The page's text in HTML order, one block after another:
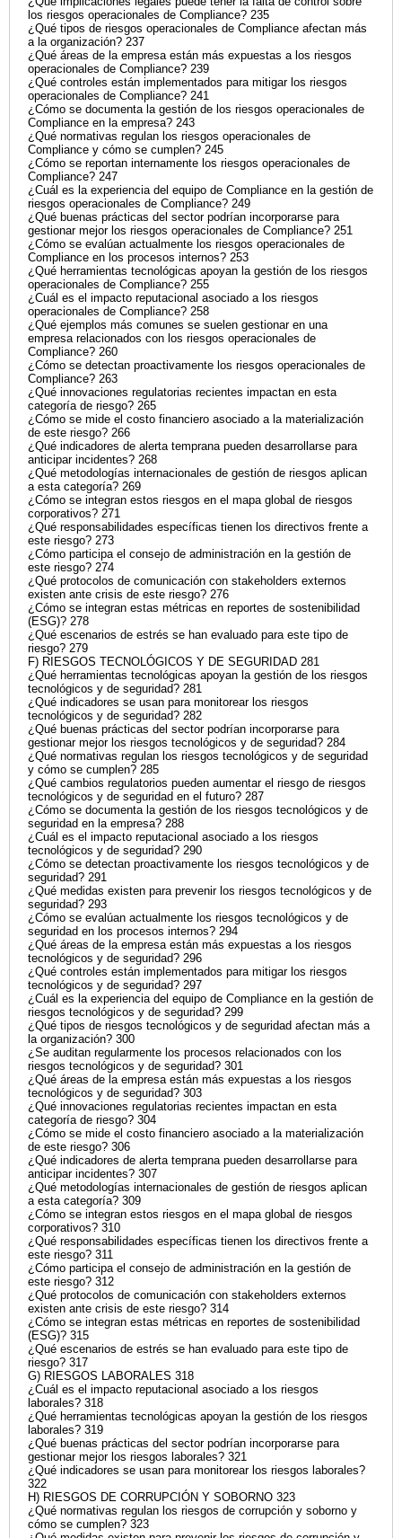
los riesgos operacionales de Compliance? 235
¿Qué tipos de riesgos operacionales de Compliance afectan más
a la organización? 237
¿Qué áreas de la empresa están más expuestas a los riesgos
operacionales de Compliance? 239
¿Qué controles están implementados para mitigar los riesgos
operacionales de Compliance? 241
¿Cómo se documenta la gestión de los riesgos operacionales de
Compliance en la empresa? 243
¿Qué normativas regulan los riesgos operacionales de
Compliance y cómo se cumplen? 245
¿Cómo se reportan internamente los riesgos operacionales de
Compliance? 247
¿Cuál es la experiencia del equipo de Compliance en la gestión de
riesgos operacionales de Compliance? 249
¿Qué buenas prácticas del sector podrían incorporarse para
gestionar mejor los riesgos operacionales de Compliance? 251
¿Cómo se evalúan actualmente los riesgos operacionales de
Compliance en los procesos internos? 253
¿Qué herramientas tecnológicas apoyan la gestión de los riesgos
operacionales de Compliance? 255
¿Cuál es el impacto reputacional asociado a los riesgos
operacionales de Compliance? 258
¿Qué ejemplos más comunes se suelen gestionar en una
empresa relacionados con los riesgos operacionales de
Compliance? 260
¿Cómo se detectan proactivamente los riesgos operacionales de
Compliance? 263
¿Qué innovaciones regulatorias recientes impactan en esta
categoría de riesgo? 265
¿Cómo se mide el costo financiero asociado a la materialización
de este riesgo? 266
¿Qué indicadores de alerta temprana pueden desarrollarse para
anticipar incidentes? 268
¿Qué metodologías internacionales de gestión de riesgos aplican
a esta categoría? 269
¿Cómo se integran estos riesgos en el mapa global de riesgos
corporativos? 271
¿Qué responsabilidades específicas tienen los directivos frente a
este riesgo? 273
¿Cómo participa el consejo de administración en la gestión de
este riesgo? 274
¿Qué protocolos de comunicación con stakeholders externos
existen ante crisis de este riesgo? 276
¿Cómo se integran estas métricas en reportes de sostenibilidad
(ESG)? 278
¿Qué escenarios de estrés se han evaluado para este tipo de
riesgo? 279
F) RIESGOS TECNOLÓGICOS Y DE SEGURIDAD 281
¿Qué herramientas tecnológicas apoyan la gestión de los riesgos
tecnológicos y de seguridad? 281
¿Qué indicadores se usan para monitorear los riesgos
tecnológicos y de seguridad? 282
¿Qué buenas prácticas del sector podrían incorporarse para
gestionar mejor los riesgos tecnológicos y de seguridad? 284
¿Qué normativas regulan los riesgos tecnológicos y de seguridad
y cómo se cumplen? 285
¿Qué cambios regulatorios pueden aumentar el riesgo de riesgos
tecnológicos y de seguridad en el futuro? 287
¿Cómo se documenta la gestión de los riesgos tecnológicos y de
seguridad en la empresa? 288
¿Cuál es el impacto reputacional asociado a los riesgos
tecnológicos y de seguridad? 290
¿Cómo se detectan proactivamente los riesgos tecnológicos y de
seguridad? 291
¿Qué medidas existen para prevenir los riesgos tecnológicos y de
seguridad? 293
¿Cómo se evalúan actualmente los riesgos tecnológicos y de
seguridad en los procesos internos? 294
¿Qué áreas de la empresa están más expuestas a los riesgos
tecnológicos y de seguridad? 296
¿Qué controles están implementados para mitigar los riesgos
tecnológicos y de seguridad? 297
¿Cuál es la experiencia del equipo de Compliance en la gestión de
riesgos tecnológicos y de seguridad? 299
¿Qué tipos de riesgos tecnológicos y de seguridad afectan más a
la organización? 300
¿Se auditan regularmente los procesos relacionados con los
riesgos tecnológicos y de seguridad? 301
¿Qué áreas de la empresa están más expuestas a los riesgos
tecnológicos y de seguridad? 303
¿Qué innovaciones regulatorias recientes impactan en esta
categoría de riesgo? 304
¿Cómo se mide el costo financiero asociado a la materialización
de este riesgo? 306
¿Qué indicadores de alerta temprana pueden desarrollarse para
anticipar incidentes? 307
¿Qué metodologías internacionales de gestión de riesgos aplican
a esta categoría? 309
¿Cómo se integran estos riesgos en el mapa global de riesgos
corporativos? 310
¿Qué responsabilidades específicas tienen los directivos frente a
este riesgo? 311
¿Cómo participa el consejo de administración en la gestión de
este riesgo? 312
¿Qué protocolos de comunicación con stakeholders externos
existen ante crisis de este riesgo? 314
¿Cómo se integran estas métricas en reportes de sostenibilidad
(ESG)? 315
¿Qué escenarios de estrés se han evaluado para este tipo de
riesgo? 317
G) RIESGOS LABORALES 318
¿Cuál es el impacto reputacional asociado a los riesgos
laborales? 318
¿Qué herramientas tecnológicas apoyan la gestión de los riesgos
laborales? 319
¿Qué buenas prácticas del sector podrían incorporarse para
gestionar mejor los riesgos laborales? 321
¿Qué indicadores se usan para monitorear los riesgos laborales?
322
H) RIESGOS DE CORRUPCIÓN Y SOBORNO 323
¿Qué normativas regulan los riesgos de corrupción y soborno y
cómo se cumplen? 323